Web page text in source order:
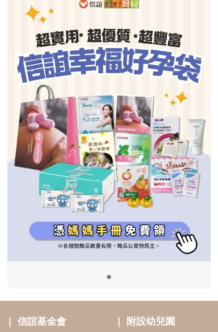
信誼基金會
2022信誼年度報告
2023信誼年度報告
2024信誼年度報告
好孕袋
附設幼兒園
小袋鼠幼師網